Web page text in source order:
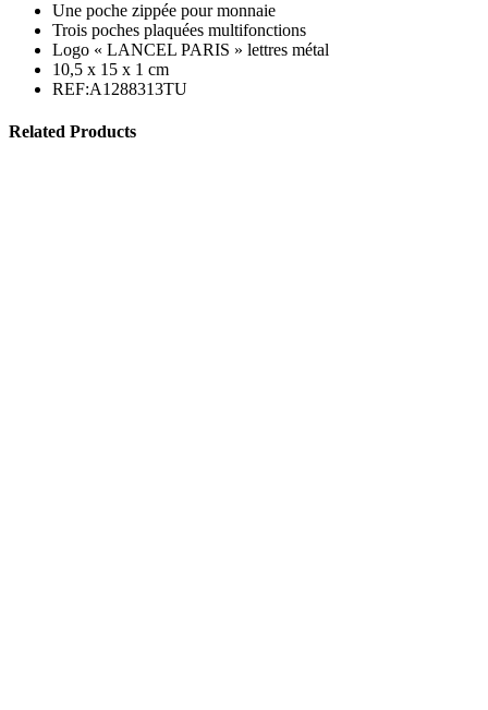
Une poche zippée pour monnaie
Trois poches plaquées multifonctions
Logo « LANCEL PARIS » lettres métal
10,5 x 15 x 1 cm
REF:A1288313TU
Related Products